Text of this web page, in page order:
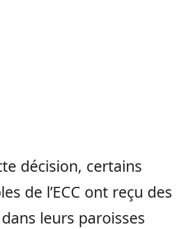
décision, certains
de l’ECC ont reçu des
leurs paroisses